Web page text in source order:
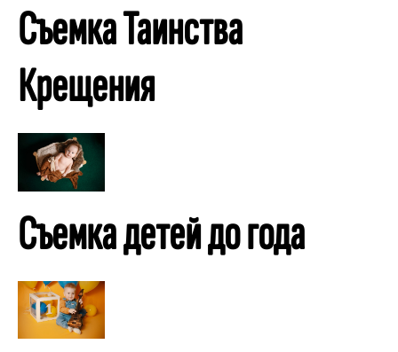
Съемка Таинства
Крещения
Съемка детей до года